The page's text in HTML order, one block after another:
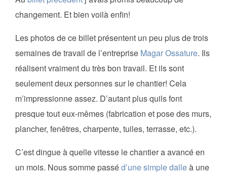
changement. Et bien voilà enfin!
Les photos de ce billet présentent un peu plus de trois
semaines de travail de l’entreprise Magar Ossature. Ils
réalisent vraiment du très bon travail. Et ils sont
seulement deux personnes sur le chantier! Cela
m’impressionne assez. D’autant plus quils font
presque tout eux-mêmes (fabrication et pose des murs,
plancher, fenêtres, charpente, tuiles, terrasse, etc.).
C’est dingue à quelle vitesse le chantier a avancé en
un mois. Nous somme passéd’une simple dalleà une